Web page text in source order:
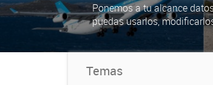
Ponemos a tu alcance
puedas usarlos,
Temas